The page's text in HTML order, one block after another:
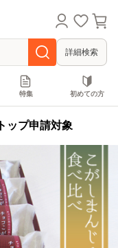
詳細検索
特集 初めての方
ップ申請対象